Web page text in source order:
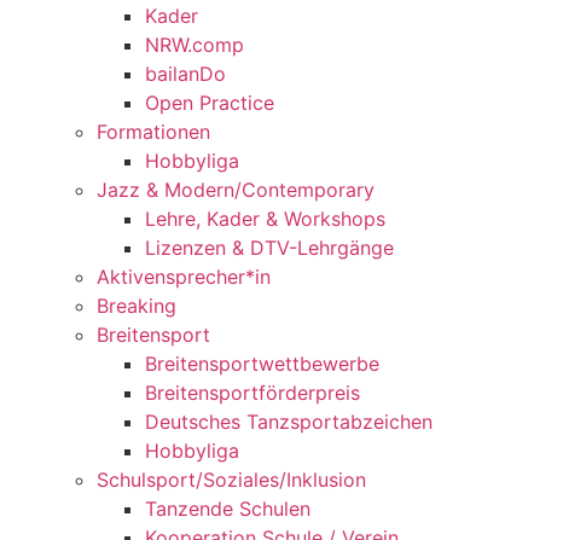
Kader
NRW.comp
bailanDo
Open Practice
Formationen
Hobbyliga
Jazz & Modern/Contemporary
Lehre, Kader & Workshops
Lizenzen & DTV-Lehrgänge
Aktivensprecher*in
Breaking
Breitensport
Breitensportwettbewerbe
Breitensportförderpreis
Deutsches Tanzsportabzeichen
Hobbyliga
Schulsport/Soziales/Inklusion
Tanzende Schulen